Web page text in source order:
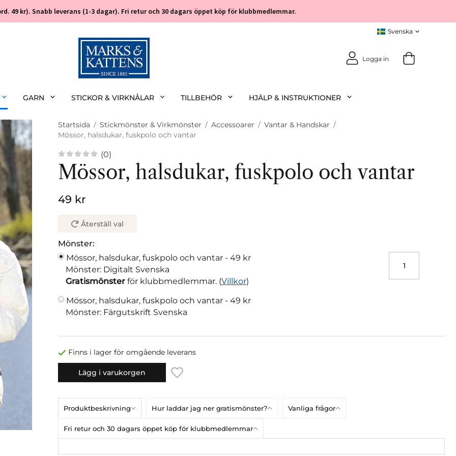
49 kr). Snabb leverans (1-3 dagar). Fri retur och 30 dagars öppet köp för klubbmedlemmar.
Logga in
GARN STICKOR & VIRKNÅLAR TILLBEHÖR HJÄLP & INSTRUKTIONER
Startsida / Stickmönster & Virkmönster / Accessoarer / Vantar & Handskar /
Mössor, halsdukar, fuskpolo och vantar
(0)
Mössor, halsdukar, fuskpolo och vantar
49 kr
Återställ val
Mönster:
Mössor, halsdukar, fuskpolo och vantar - 49 kr
Mönster: Digitalt Svenska
Gratismönster för klubbmedlemmar. (Villkor)
Mössor, halsdukar, fuskpolo och vantar - 49 kr
Mönster: Färgutskrift Svenska
Finns i lager för omgående leverans
Lägg i varukorgen
Produktbeskrivning Hur laddar jag ner gratismönster? Vanliga frågor
Fri retur och 30 dagars öppet köp för klubbmedlemmar